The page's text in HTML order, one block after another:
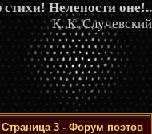
Нелепости оне!..
К. К. Случевский
3 - Форум поэтов